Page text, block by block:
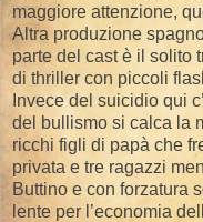
maggiore attenzione,
Altra produzione
parte del cast è il solito
di thriller con piccoli
Invece del suicidio qui
del bullismo si calca la
ricchi figli di papà che
privata e tre ragazzi
Buttino e con forzatura
lente per l’economia